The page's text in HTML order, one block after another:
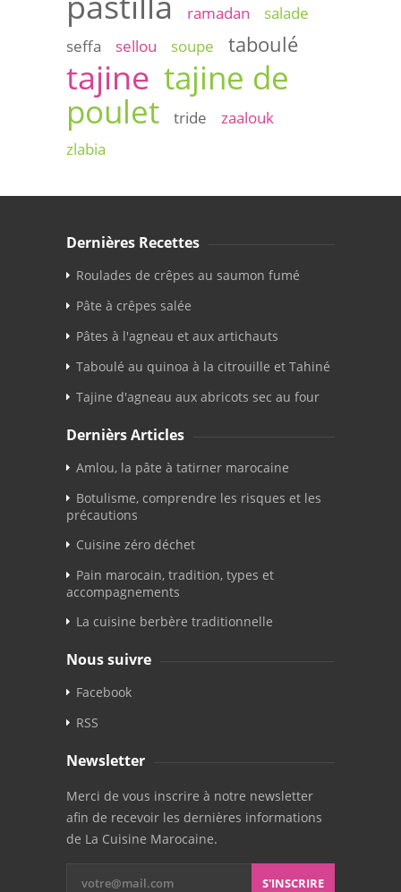
ramadan
salade
seffa
sellou soupe taboulé
tajine tajine de
poulet
tride
zaalouk
zlabia
Dernières Recettes
Roulades de crêpes au saumon fumé
Pâte à crêpes salée
Pâtes à l'agneau et aux artichauts
Taboulé au quinoa à la citrouille et Tahiné
Tajine d'agneau aux abricots sec au four
Dernièrs Articles
Amlou, la pâte à tatirner marocaine
Botulisme, comprendre les risques et les
précautions
Cuisine zéro déchet
Pain marocain, tradition, types et
accompagnements
La cuisine berbère traditionnelle
Nous suivre
Facebook
RSS
Newsletter
Merci de vous inscrire à notre newsletter
afin de recevoir les dernières informations
de La Cuisine Marocaine.
S'INSCRIRE